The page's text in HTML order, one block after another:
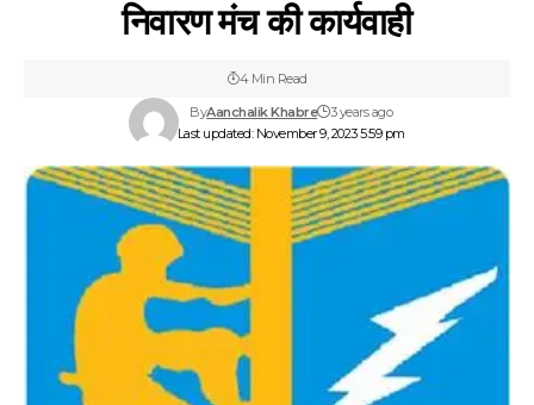
निवारण मंच की कार्यवाही
Last updated: November 9, 2023 5:59 pm
ByAanchalik Khabre 3 years ago
4 Min Read